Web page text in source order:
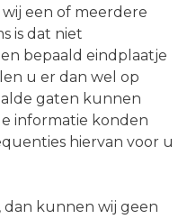
een of meerdere
is dat niet
bepaald eindplaatje
u er dan wel op
gaten kunnen
informatie konden
hiervan voor u
dan kunnen wij geen